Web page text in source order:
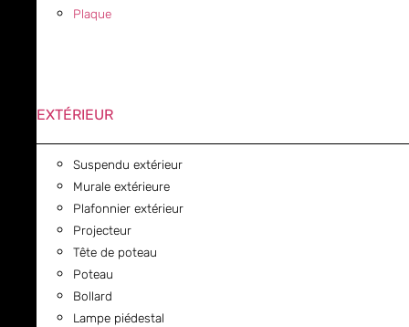
Plaque
EXTÉRIEUR
Suspendu extérieur
Murale extérieure
Plafonnier extérieur
Projecteur
Tête de poteau
Poteau
Bollard
Lampe piédestal